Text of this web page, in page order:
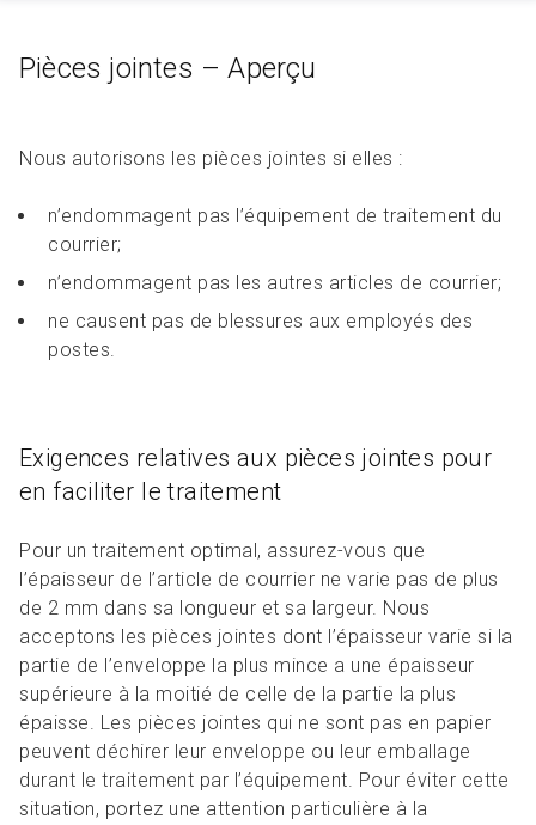
Pièces jointes – Aperçu
Nous autorisons les pièces jointes si elles :
n’endommagent pas l’équipement de traitement du
courrier;
n’endommagent pas les autres articles de courrier;
ne causent pas de blessures aux employés des
postes.
Exigences relatives aux pièces jointes pour
en faciliter le traitement
Pour un traitement optimal, assurez-vous que
l’épaisseur de l’article de courrier ne varie pas de plus
de 2 mm dans sa longueur et sa largeur. Nous
acceptons les pièces jointes dont l’épaisseur varie si la
partie de l’enveloppe la plus mince a une épaisseur
supérieure à la moitié de celle de la partie la plus
épaisse. Les pièces jointes qui ne sont pas en papier
peuvent déchirer leur enveloppe ou leur emballage
durant le traitement par l’équipement. Pour éviter cette
situation, portez une attention particulière à la